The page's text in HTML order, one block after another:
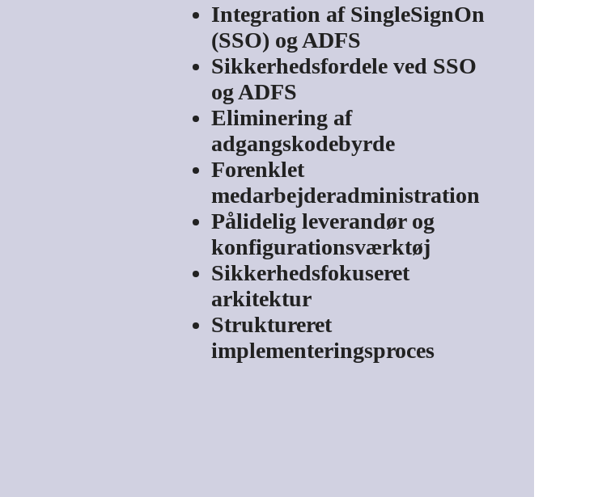
Integration af SingleSignOn
(SSO) og ADFS
Sikkerhedsfordele ved SSO
og ADFS
Eliminering af
adgangskodebyrde
Forenklet
medarbejderadministration
Pålidelig leverandør og
konfigurationsværktøj
Sikkerhedsfokuseret
arkitektur
Struktureret
implementeringsproces